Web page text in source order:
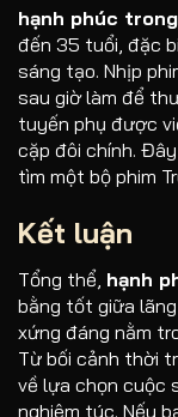
hạnh phúc
đến 35 tuổi, đặc
sáng tạo. Nhịp
sau giờ làm để
tuyến phụ được
cặp đôi chính.
tìm một bộ phim
Kết luận
Tổng thể, hạnh
bằng tốt giữa
xứng đáng nằm
Từ bối cảnh thời
về lựa chọn cuộc
nghiêm túc. Nếu